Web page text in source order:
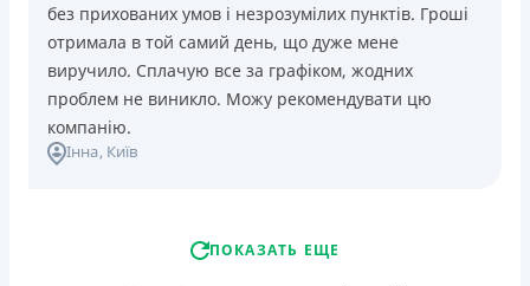
без прихованих умов і незрозумілих пунктів. Гроші
отримала в той самий день, що дуже мене
виручило. Сплачую все за графіком, жодних
проблем не виникло. Можу рекомендувати цю
компанію.
Інна, Київ
ПОКАЗАТЬ ЕЩЕ